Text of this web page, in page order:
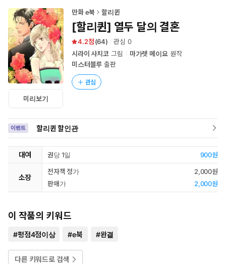
로
이
동
미리보기
만화 e북 할리퀸
[할리퀸] 열두 달의 결혼
4.2 (64) 관심 0
시라이 사치코 그림 마가렛 메이요원작
미스터블루 출판
관심
이벤트 할리퀸 할인관
대여 권당 1일 900원
소장
전자책 정가
2,000원
판매가
2,000원
이 작품의 키워드
#평점4점이상 #e북 #완결
다른 키워드로 검색